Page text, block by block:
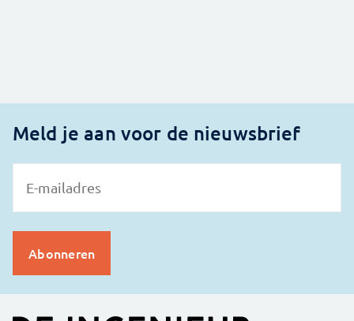
Meld je aan voor de nieuwsbrief